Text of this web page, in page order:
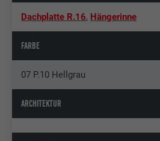
Dachplatte R.16, Hängerinne
FARBE
07 P.10 Hellgrau
ARCHITEKTUR